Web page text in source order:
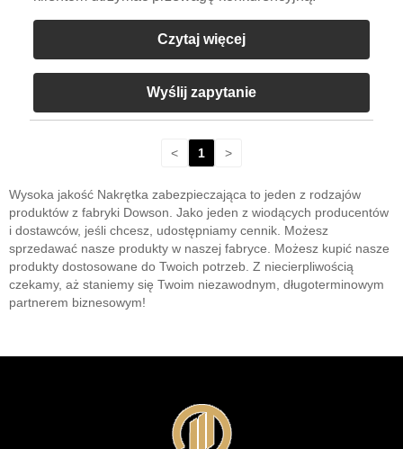
Czytaj więcej
Wyślij zapytanie
< 1 >
Wysoka jakość Nakrętka zabezpieczająca to jeden z rodzajów
produktów z fabryki Dowson. Jako jeden z wiodących producentów
i dostawców, jeśli chcesz, udostępniamy cennik. Możesz
sprzedawać nasze produkty w naszej fabryce. Możesz kupić nasze
produkty dostosowane do Twoich potrzeb. Z niecierpliwością
czekamy, aż staniemy się Twoim niezawodnym, długoterminowym
partnerem biznesowym!